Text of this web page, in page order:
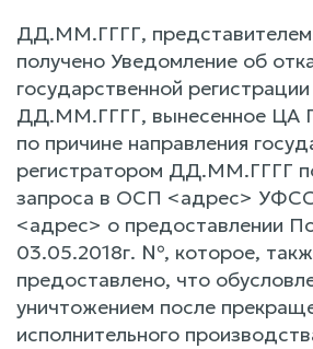
ДД.ММ.ГГГГ,
получено Уведомление об
государственной
ДД.ММ.ГГГГ, вынесенное ЦА
по причине направления
регистратором ДД.ММ.ГГГГ
запроса в ОСП <адрес>
<адрес> о предоставлении
03.05.2018г. №, которое,
предоставлено, что
уничтожением после
исполнительного